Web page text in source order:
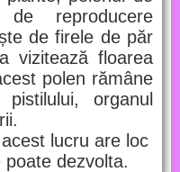
reproducere
de firele de păr
vizitează floarea
polen rămâne
organul
lucru are loc
dezvolta.